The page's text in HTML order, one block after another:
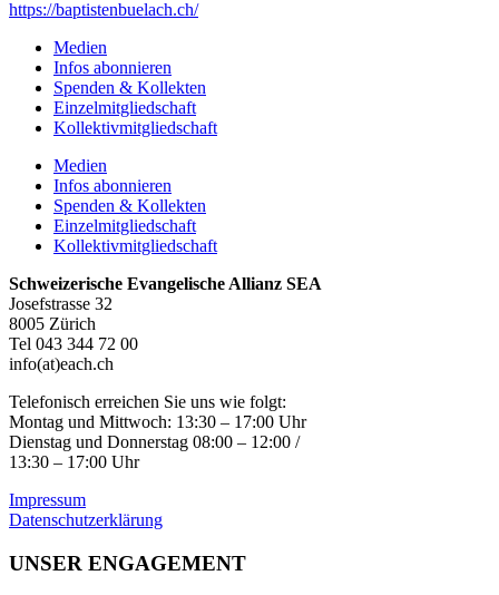
https://baptistenbuelach.ch/
Medien
Infos abonnieren
Spenden & Kollekten
Einzelmitgliedschaft
Kollektivmitgliedschaft
Medien
Infos abonnieren
Spenden & Kollekten
Einzelmitgliedschaft
Kollektivmitgliedschaft
Schweizerische Evangelische Allianz SEA
Josefstrasse 32
8005 Zürich
Tel 043 344 72 00
info(at)each.ch
Telefonisch erreichen Sie uns wie folgt:
Montag und Mittwoch: 13:30 – 17:00 Uhr
Dienstag und Donnerstag 08:00 – 12:00 /
13:30 – 17:00 Uhr
Impressum
Datenschutzerklärung
UNSER ENGAGEMENT